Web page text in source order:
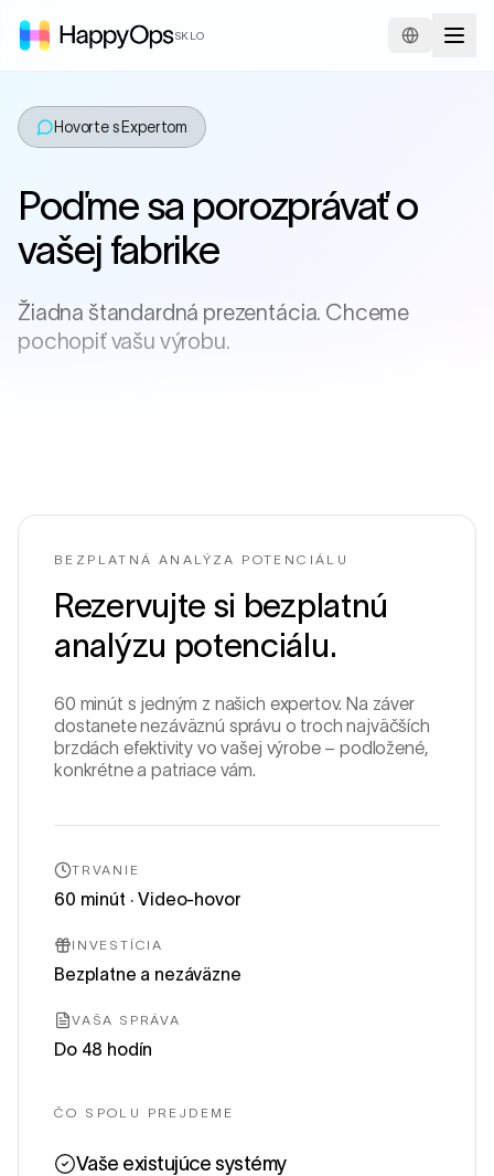
SKLO
Hovorte s Expertom
Poďme sa porozprávať o
vašej fabrike
Žiadna štandardná prezentácia. Chceme
pochopiť vašu výrobu.
BEZPLATNÁ ANALÝZA POTENCIÁLU
Rezervujte si bezplatnú
analýzu potenciálu.
60 minút s jedným z našich expertov. Na záver
dostanete nezáväznú správu o troch najväčších
brzdách efektivity vo vašej výrobe – podložené,
konkrétne a patriace vám.
TRVANIE
60 minút · Video-hovor
INVESTÍCIA
Bezplatne a nezáväzne
VAŠA SPRÁVA
Do 48 hodín
ČO SPOLU PREJDEME
Vaše existujúce systémy